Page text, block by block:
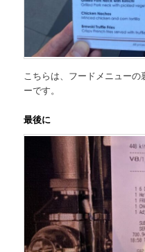
こちらは、 フードメニューの
ーです。
最後に